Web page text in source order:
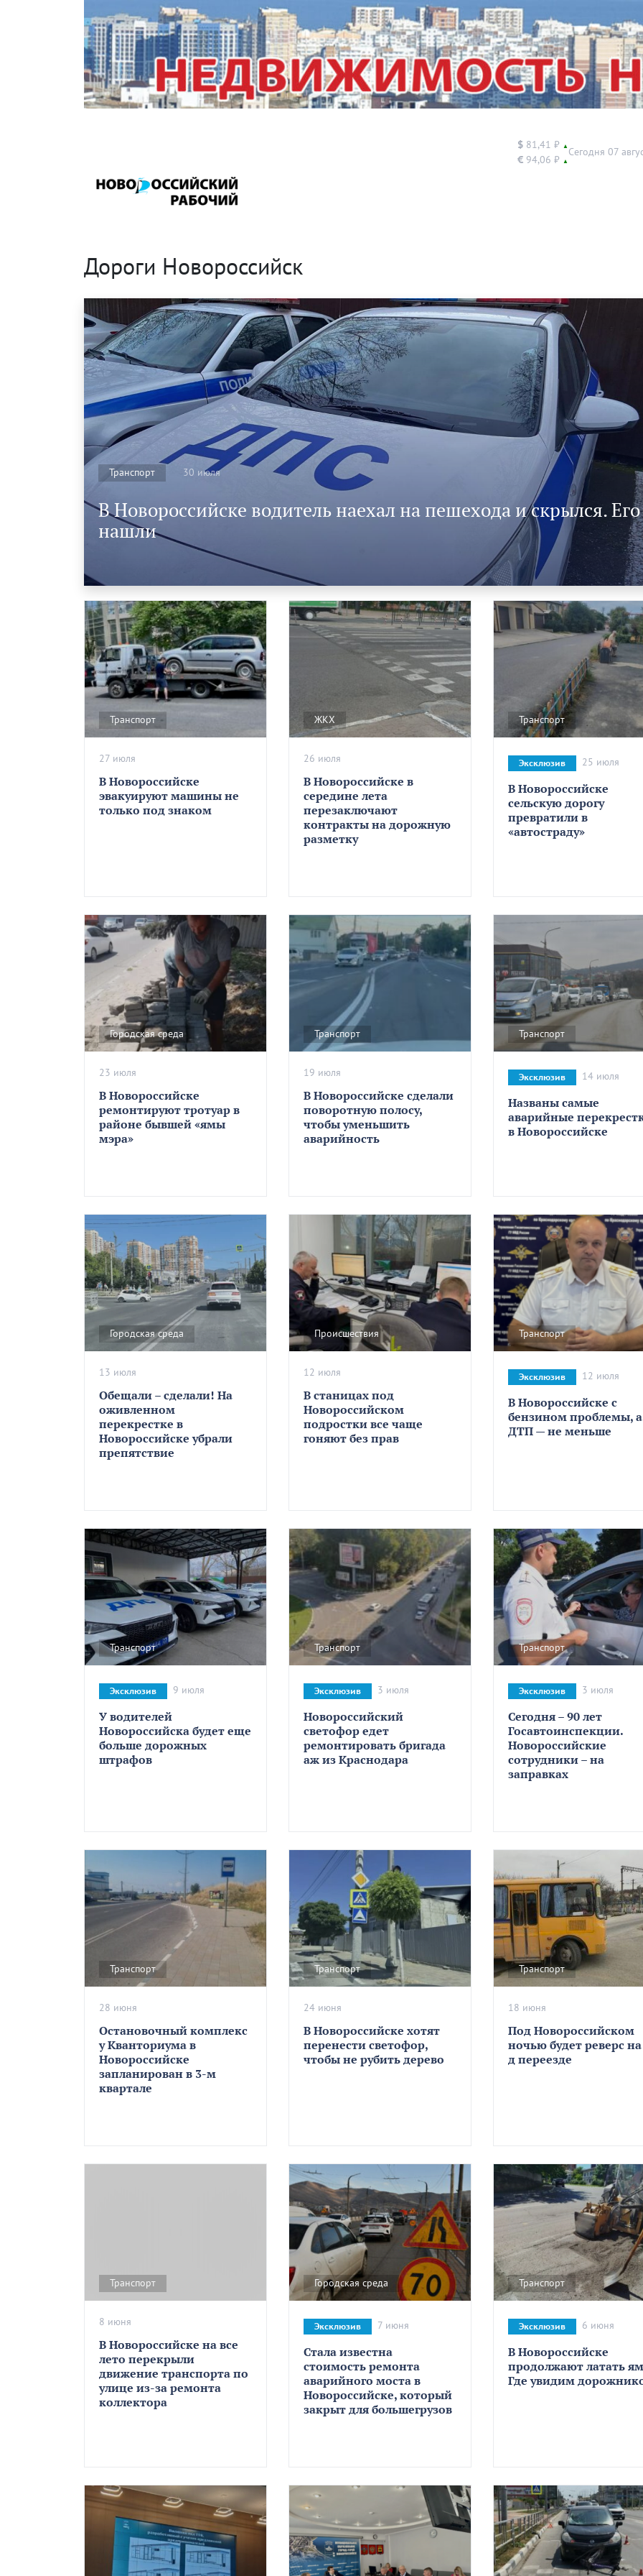
$ 81,41 ₽ ▲
€ 94,06 ₽ ▲
Сегодня 07
Дороги Новороссийск
В Новороссийске водитель наехал на пешехода и скрылся. Его
нашли
Транспорт 30 июля
Транспорт
В Новороссийске
эвакуируют машины не
только под знаком
27 июля
ЖКХ
В Новороссийске в
середине лета
перезаключают
контракты на дорожную
разметку
26 июля
Транспорт
В Новороссийске
сельскую дорогу
превратили в
«автостраду»
Эксклюзив 25 июля
Городская среда
В Новороссийске
ремонтируют тротуар в
районе бывшей «ямы
мэра»
23 июля
Транспорт
В Новороссийске сделали
поворотную полосу,
чтобы уменьшить
аварийность
19 июля
Транспорт
Названы самые
аварийные
в Новороссийске
Эксклюзив 14 июля
Городская среда
Обещали – сделали! На
оживленном
перекрестке в
Новороссийске убрали
препятствие
13 июля
Происшествия
В станицах под
Новороссийском
подростки все чаще
гоняют без прав
12 июля
Транспорт
В Новороссийске с
бензином проблемы, а
ДТП — не меньше
Эксклюзив 12 июля
Транспорт
У водителей
Новороссийска будет еще
больше дорожных
штрафов
Эксклюзив 9 июля
Транспорт
Новороссийский
светофор едет
ремонтировать бригада
аж из Краснодара
Эксклюзив 3 июля
Транспорт
Сегодня – 90 лет
Госавтоинспекции.
Новороссийские
сотрудники – на
заправках
Эксклюзив 3 июля
Транспорт
Остановочный комплекс
у Кванториума в
Новороссийске
запланирован в 3-м
квартале
28 июня
Транспорт
В Новороссийске хотят
перенести светофор,
чтобы не рубить дерево
24 июня
Транспорт
Под Новороссийском
ночью будет реверс
д переезде
18 июня
Транспорт
В Новороссийске на все
лето перекрыли
движение транспорта по
улице из-за ремонта
коллектора
8 июня
Городская среда
Стала известна
стоимость ремонта
аварийного моста в
Новороссийске, который
закрыт для большегрузов
Эксклюзив 7 июня
Транспорт
В Новороссийске
продолжают латать
Где увидим
Эксклюзив 6 июня